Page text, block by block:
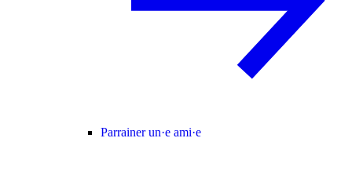
Parrainer un·e ami·e